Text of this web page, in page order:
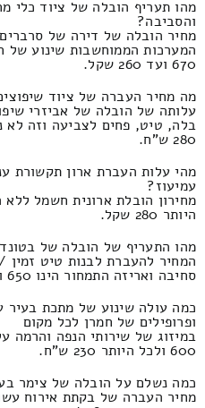
מהו תעריף הובלה של ציוד כלי
והסביבה?
מחיר הובלה של דירה של
המערכות הממוחשבות שינוע של
670 ועד 260 שקל.
מה מחיר העברה של ציוד
עלותה של הובלה של אביזרי
280 ש"ח.
מהי עלות העברת ארון תקשורת
עמיעוז?
היותר 280 שקל.
מהו התעריף של הובלה של
המחיר להעברת לבנות טיט
סחיבה ואריזה התמחור הינו 650 ועד 230 שקלים חדשים.
כמה עולה שינוע של מתכת
ופרופילים של חמרן לכל מקום
במיזוג של שירותי הנפה והרמה
600 ולכל היותר 230 ש"ח.
כמה נשלם על הובלה של צימר
מחיר העברה של בקתת אירוח